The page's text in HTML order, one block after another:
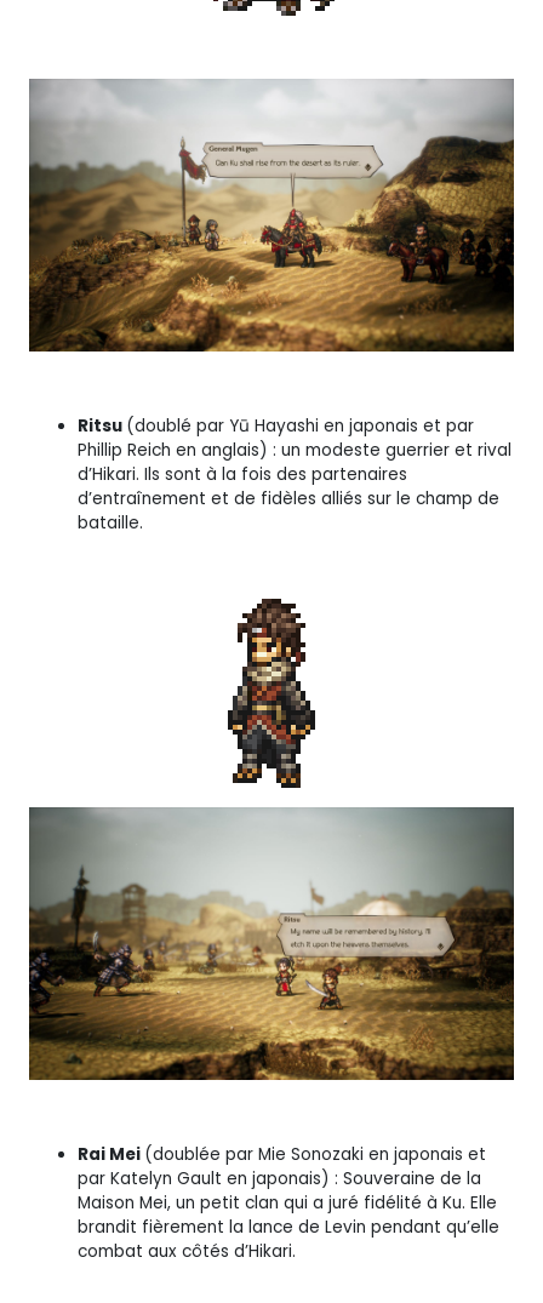
Ritsu (doublé par Yū Hayashi en japonais et par
Phillip Reich en anglais) : un modeste guerrier et rival
d’Hikari. Ils sont à la fois des partenaires
d’entraînement et de fidèles alliés sur le champ de
bataille.
Rai Mei (doublée par Mie Sonozaki en japonais et
par Katelyn Gault en japonais) : Souveraine de la
Maison Mei, un petit clan qui a juré fidélité à Ku. Elle
brandit fièrement la lance de Levin pendant qu’elle
combat aux côtés d’Hikari.